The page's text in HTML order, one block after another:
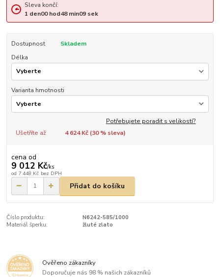
Sleva končí:
1 den00hod48min08sek
Dostupnost
Skladem
Délka
Varianta hmotnosti
Potřebujete poradit s velikostí?
Ušetříte až
4 624 Kč (30% sleva)
cena od
9 012 Kč/ks
od 7 448 Kč bez DPH
Přidat do košíku
Číslo produktu:
N6242-585/1000
Materiál šperku:
žluté zlato
Ověřeno zákazníky
Doporučuje nás 98 % našich zákazníků